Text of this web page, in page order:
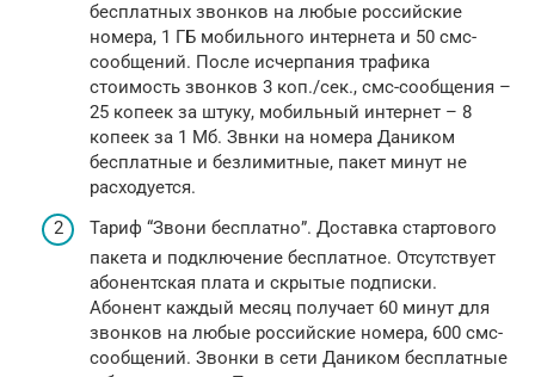
бесплатных звонков на любые российские
номера, 1 ГБ мобильного интернета и 50 смс-
сообщений. После исчерпания трафика
стоимость звонков 3 коп./сек., смс-сообщения –
25 копеек за штуку, мобильный интернет – 8
копеек за 1 Мб. Звнки на номера Даником
бесплатные и безлимитные, пакет минут не
расходуется.
Тариф “Звони бесплатно”. Доставка стартового
пакета и подключение бесплатное. Отсутствует
абонентская плата и скрытые подписки.
Абонент каждый месяц получает 60 минут для
звонков на любые российские номера, 600 смс-
сообщений. Звонки в сети Даником бесплатные